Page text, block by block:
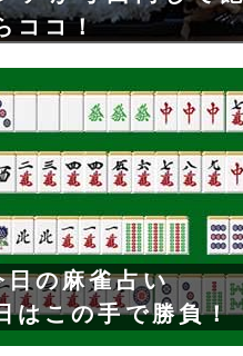
ココ！
日の麻雀占い
はこの手で勝負！